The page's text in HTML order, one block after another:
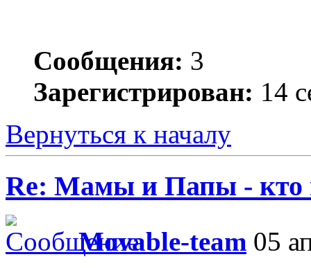
Сообщения: 3
Зарегистрирован: 14
Вернуться к началу
Re: Мамы и Папы - кто
Movable-team 05